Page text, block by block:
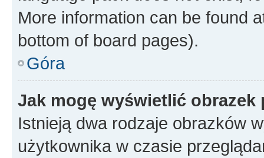
More information can be found
bottom of board pages).
Góra
Jak mogę wyświetlić
Istnieją dwa rodzaje obrazków
użytkownika w czasie